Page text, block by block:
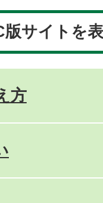
版サイトを
方